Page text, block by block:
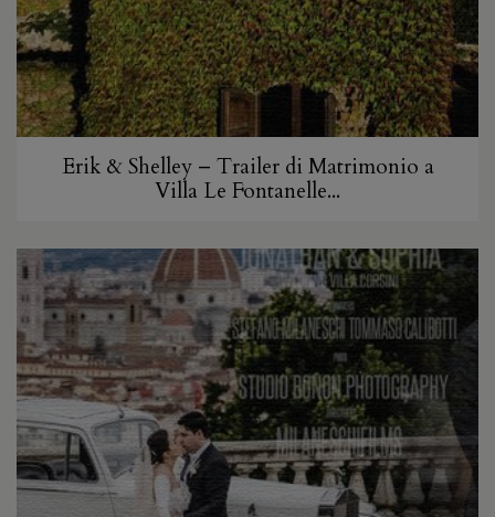
Erik & Shelley – Trailer di Matrimonio a
Villa Le Fontanelle...